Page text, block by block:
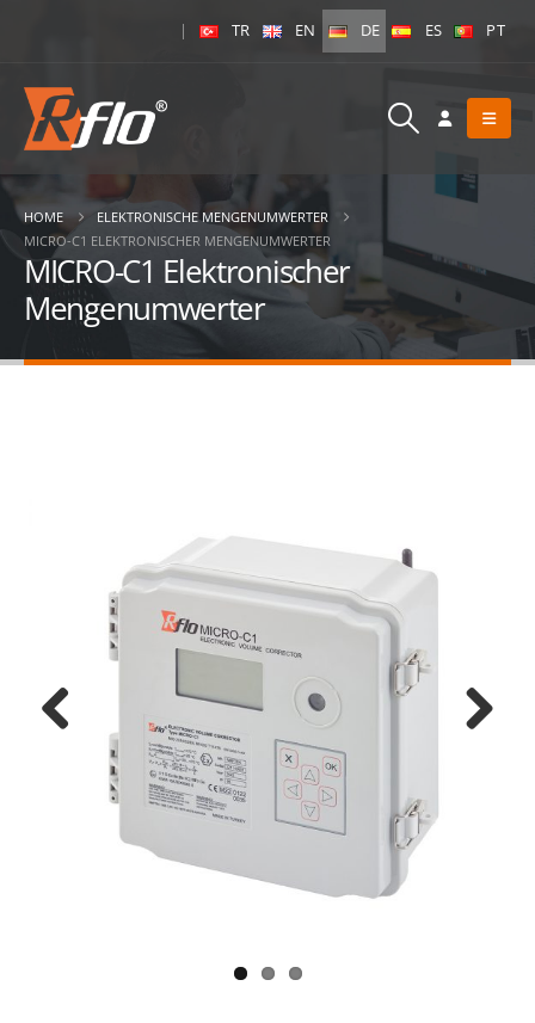
| TR EN DE ES PT
HOME
ELEKTRONISCHE MENGENUMWERTER
MICRO-C1 ELEKTRONISCHER MENGENUMWERTER
MICRO-C1 Elektronischer
Mengenumwerter